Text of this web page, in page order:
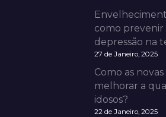
como prevenir
depressão na
27 de Janeiro, 2025
Como as
melhorar a
idosos?
22 de Janeiro, 2025